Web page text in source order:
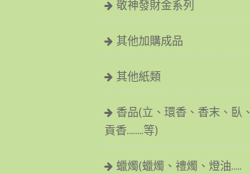
敬神發財金系列
其他加購成品
其他紙類
香品(立、環香、香末、臥、
貢香........等)
蠟燭(蠟燭、禮燭、燈油.....